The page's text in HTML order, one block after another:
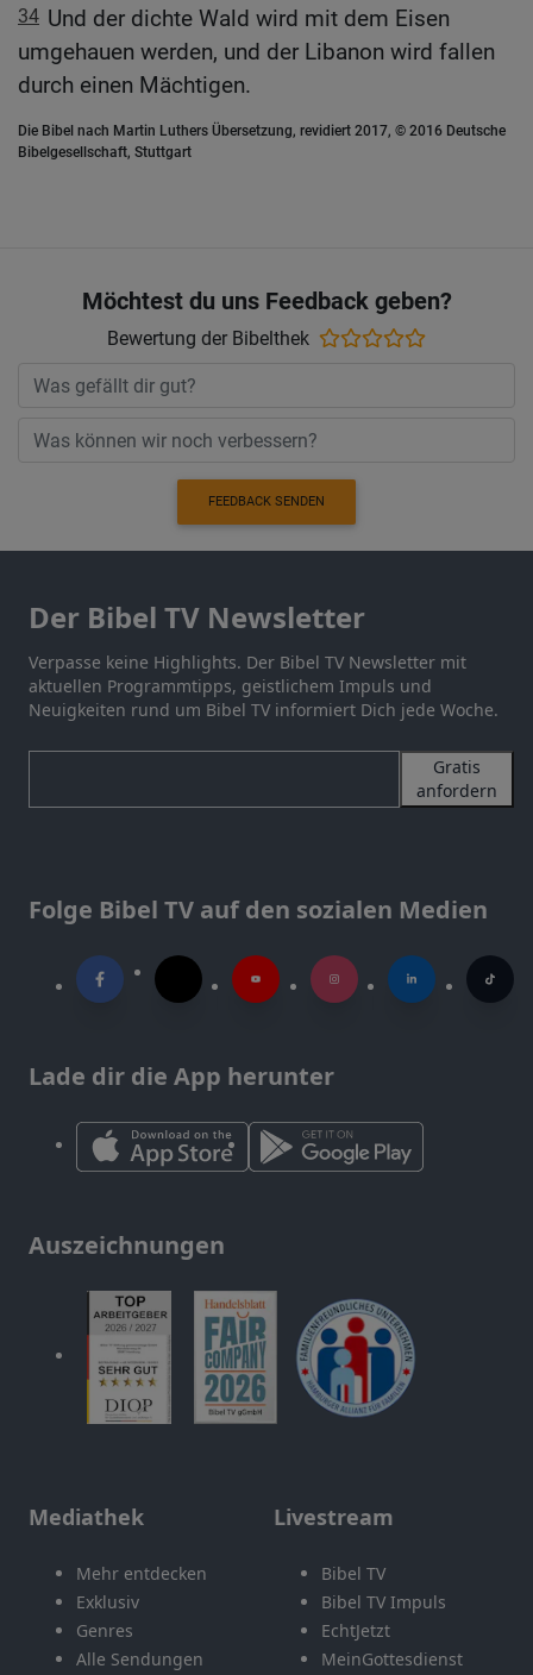
34 Und der dichte Wald wird mit dem Eisen
umgehauen werden, und der Libanon wird fallen
durch einen Mächtigen.
Die Bibel nach Martin Luthers Übersetzung, revidiert 2017, © 2016 Deutsche
Bibelgesellschaft, Stuttgart
Möchtest du uns Feedback geben?
Bewertung der Bibelthek
FEEDBACK SENDEN
Der Bibel TV Newsletter
Verpasse keine Highlights. Der Bibel TV Newsletter mit
aktuellen Programmtipps, geistlichem Impuls und
Neuigkeiten rund um Bibel TV informiert Dich jede Woche.
Gratis
anfordern
Folge Bibel TV auf den sozialen Medien
Lade dir die App herunter
Auszeichnungen
Mediathek
Mehr entdecken
Exklusiv
Genres
Alle Sendungen
Livestream
Bibel TV
Bibel TV Impuls
EchtJetzt
MeinGottesdienst